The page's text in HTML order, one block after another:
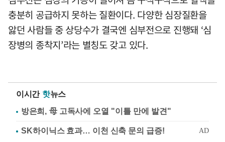
충분히 공급하지 못하는 질환이다. 다양한 심장질환을
앓던 사람들 중 상당수가 결국엔 심부전으로 진행돼 ‘심
장병의 종착지’라는 별칭도 갖고 있다.
이시간 핫뉴스
방은희, 母 고독사에 오열 "이틀 만에 발견"